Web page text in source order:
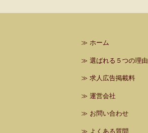
≫ ホーム
≫ 選ばれる５つの理由
≫ 求人広告掲載料
≫ 運営会社
≫ お問い合わせ
≫ よくある質問